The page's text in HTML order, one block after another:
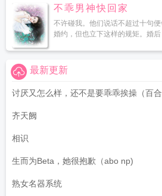
不乖男神快回家
不许碰我。他们说话不超过十句
婚约，但也立下这样的规矩。婚后
最新更新
讨厌又怎么样，还不是要乖乖挨操（百合
齐天阙
相识
生而为Beta，她很抱歉（abo np)
熟女名器系统